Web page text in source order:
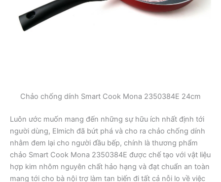
Chảo chống dính Smart Cook Mona 2350384E 24cm
Luôn ước muốn mang đến những sự hữu ích nhất định tới
người dùng, Elmich đã bứt phá và cho ra chảo chống dính
nhằm đem lại cho người đầu bếp, chính là thương phẩm
chảo Smart Cook Mona 2350384E được chế tạo với vật liệu
hợp kim nhôm nguyên chất hảo hạng và đạt chuẩn an toàn
mang tới cho bà nội trợ làm tan biến đi tất cả nỗi lo về việc